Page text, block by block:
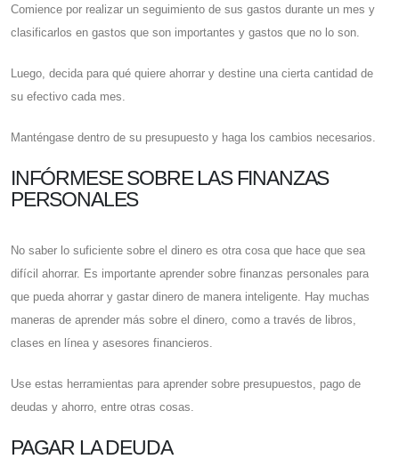
Comience por realizar un seguimiento de sus gastos durante un mes y
clasificarlos en gastos que son importantes y gastos que no lo son.
Luego, decida para qué quiere ahorrar y destine una cierta cantidad de
su efectivo cada mes.
Manténgase dentro de su presupuesto y haga los cambios necesarios.
INFÓRMESE SOBRE LAS FINANZAS
PERSONALES
No saber lo suficiente sobre el dinero es otra cosa que hace que sea
difícil ahorrar. Es importante aprender sobre finanzas personales para
que pueda ahorrar y gastar dinero de manera inteligente. Hay muchas
maneras de aprender más sobre el dinero, como a través de libros,
clases en línea y asesores financieros.
Use estas herramientas para aprender sobre presupuestos, pago de
deudas y ahorro, entre otras cosas.
PAGAR LA DEUDA